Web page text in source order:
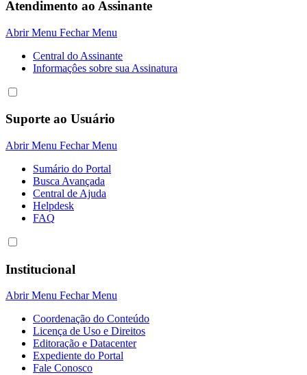
Atendimento ao Assinante
Abrir Menu Fechar Menu
Central do Assinante
Informaçôes sobre sua Assinatura
Suporte ao Usuário
Abrir Menu Fechar Menu
Sumário do Portal
Busca Avançada
Central de Ajuda
Helpdesk
FAQ
Institucional
Abrir Menu Fechar Menu
Coordenação do Conteúdo
Licença de Uso e Direitos
Editoração e Datacenter
Expediente do Portal
Fale Conosco